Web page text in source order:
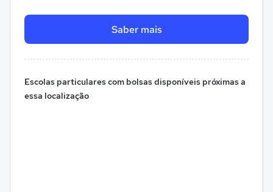
Saber mais
Escolas particulares com bolsas disponíveis próximas a
essa localização